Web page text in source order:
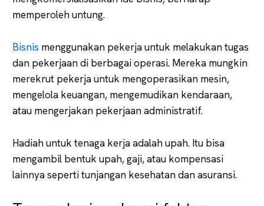
memperoleh untung.
Bisnis menggunakan pekerja untuk melakukan tugas
dan pekerjaan di berbagai operasi. Mereka mungkin
merekrut pekerja untuk mengoperasikan mesin,
mengelola keuangan, mengemudikan kendaraan,
atau mengerjakan pekerjaan administratif.
Hadiah untuk tenaga kerja adalah upah. Itu bisa
mengambil bentuk upah, gaji, atau kompensasi
lainnya seperti tunjangan kesehatan dan asuransi.